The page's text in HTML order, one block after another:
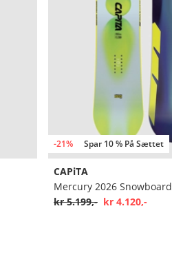
-21% Spar 10 % På Sættet
CAPiTA
Mercury 2026 Snowboard
kr 5.199,- kr 4.120,-